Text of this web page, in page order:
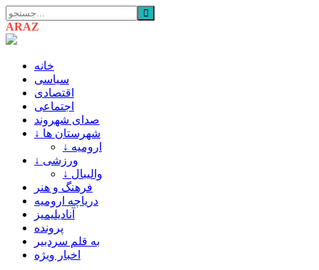
ARAZ
خانه
سیاسی
اقتصادی
اجتماعی
صدای شهروند
↓ شهرستان ها
↓ ارومیه
↓ ورزشی
↓ والیبال
فرهنگ و هنر
دریاچه ارومیه
آنادیلیمیز
پرونده
به قلم سردبیر
اخبار ویژه